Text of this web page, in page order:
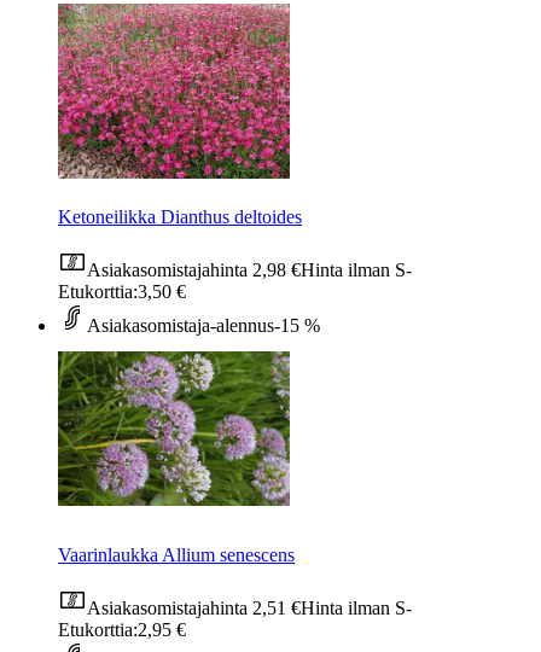
Ketoneilikka Dianthus deltoides
Asiakasomistajahinta 2,98 €Hinta ilman S-
Etukorttia:3,50 €
Asiakasomistaja-alennus-15 %
Vaarinlaukka Allium senescens
Asiakasomistajahinta 2,51 €Hinta ilman S-
Etukorttia:2,95 €